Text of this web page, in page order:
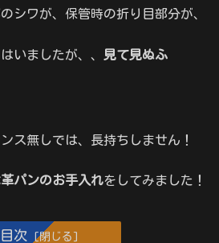
シワが、保管時の折り目部分が、
いましたが、、
見て見ぬふ
ス無しでは、長持ちしません！
パンのお手入れをしてみました！
目次